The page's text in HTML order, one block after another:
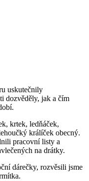
uskutečnily
dozvěděly, jak a čím
krtek, ledňáček,
králíček obecný.
pracovní listy a
na drátky.
dárečky, rozvěsili jsme